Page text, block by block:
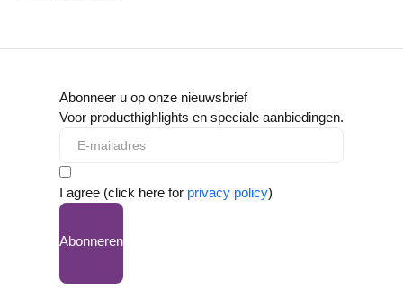
Abonneer u op onze nieuwsbrief
Voor producthighlights en speciale aanbiedingen.
I agree (click here for privacy policy)
Abonneren